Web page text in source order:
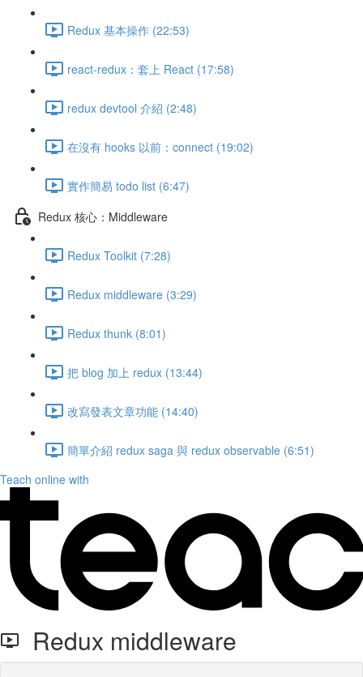
Redux 基本操作 (22:53)
react-redux：套上 React (17:58)
redux devtool 介紹 (2:48)
在沒有 hooks 以前：connect (19:02)
實作簡易 todo list (6:47)
Redux 核心：Middleware
Redux Toolkit (7:28)
Redux middleware (3:29)
Redux thunk (8:01)
把 blog 加上 redux (13:44)
改寫發表文章功能 (14:40)
簡單介紹 redux saga 與 redux observable (6:51)
Teach online with
Redux middleware